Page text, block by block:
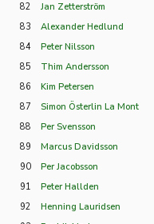
82
Jan Zetterström
83
Alexander Hedlund
84
Peter Nilsson
85
Thim Andersson
86
Kim Petersen
87
Simon Österlin La Mont
88
Per Svensson
89
Marcus Davidsson
90
Per Jacobsson
91
Peter Hallden
92
Henning Lauridsen